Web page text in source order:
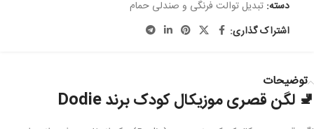
دسته: تبدیل توالت فرنگی و صندلی حمام
اشتراک گذاری:
توضیحات
🚽 لگن قصری موزیکال کودک برند Dodie